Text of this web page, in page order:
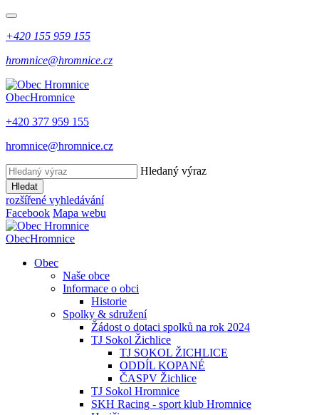
+420 155 959 155
hromnice@hromnice.cz
ObecHromnice
+420 377 959 155
hromnice@hromnice.cz
Hledaný výraz
Hledat
rozšířené vyhledávání
Facebook Mapa webu
ObecHromnice
Obec
Naše obce
Informace o obci
Historie
Spolky & sdružení
Žádost o dotaci spolků na rok 2024
TJ Sokol Žichlice
TJ SOKOL ŽICHLICE
ODDÍL KOPANÉ
ČASPV Žichlice
TJ Sokol Hromnice
SKH Racing - sport klub Hromnice